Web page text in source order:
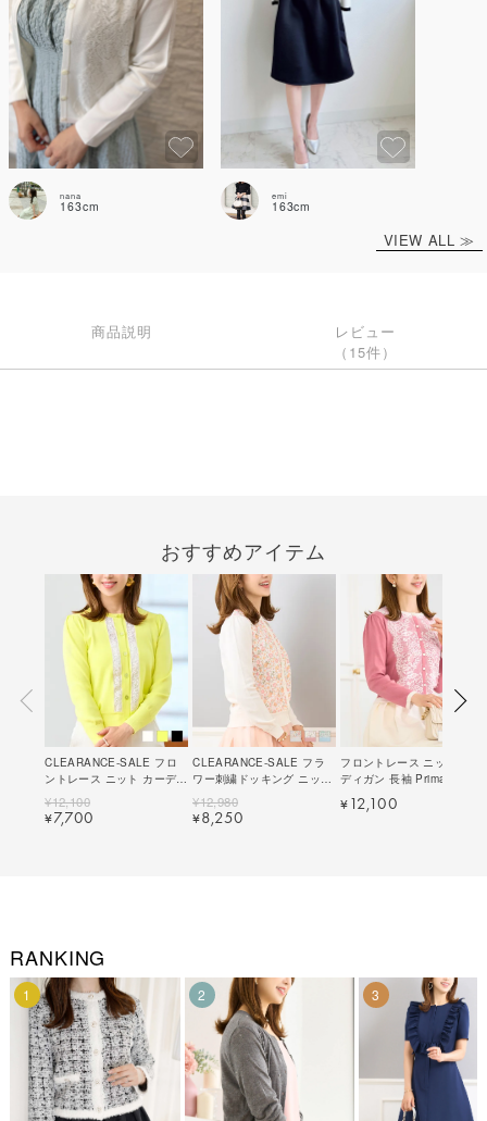
nana
163cm
emi
163cm
VIEW ALL ≫
商品説明
レビュー
（15件）
おすすめアイテム
CLEARANCE-SALE フロ
ントレース ニット カーディ
ガン 長袖 Prima Scherrer
全3色｜psc411-0916【1】
¥12,100
¥7,700
CLEARANCE-SALE フラ
ワー刺繍ドッキング ニット
カーディガン Prima
Scherrer 全3色｜psc411-
0913【2】
¥12,980
¥8,250
フロントレース ニット カー
ディガン 長袖 Prima
Scherrer 全3色｜psc441-
0878【1】
¥ 12,100
RANKING
1 2 3